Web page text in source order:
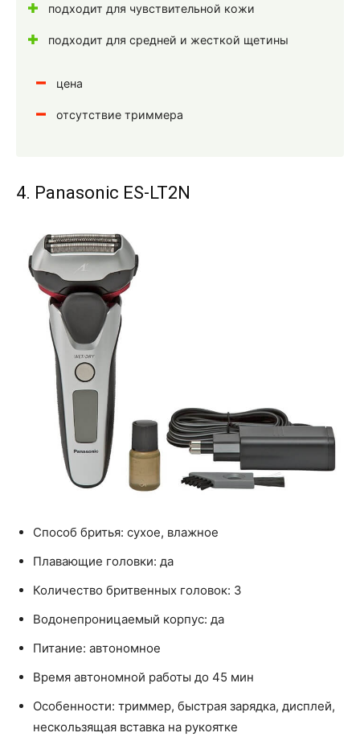
подходит для чувствительной кожи
подходит для средней и жесткой щетины
цена
отсутствие триммера
4. Panasonic ES-LT2N
Способ бритья: сухое, влажное
Плавающие головки: да
Количество бритвенных головок: 3
Водонепроницаемый корпус: да
Питание: автономное
Время автономной работы до 45 мин
Особенности: триммер, быстрая зарядка, дисплей,
нескользящая вставка на рукоятке